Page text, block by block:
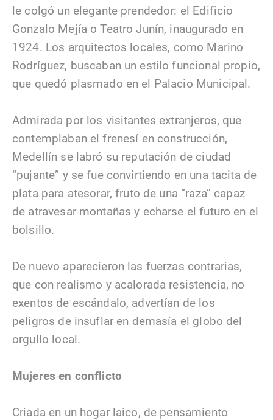
le colgó un elegante prendedor: el Edificio
Gonzalo Mejía o Teatro Junín, inaugurado en
1924. Los arquitectos locales, como Marino
Rodríguez, buscaban un estilo funcional propio,
que quedó plasmado en el Palacio Municipal.
Admirada por los visitantes extranjeros, que
contemplaban el frenesí en construcción,
Medellín se labró su reputación de ciudad
“pujante” y se fue convirtiendo en una tacita de
plata para atesorar, fruto de una “raza” capaz
de atravesar montañas y echarse el futuro en el
bolsillo.
De nuevo aparecieron las fuerzas contrarias,
que con realismo y acalorada resistencia, no
exentos de escándalo, advertían de los
peligros de insuflar en demasía el globo del
orgullo local.
Mujeres en conflicto
Criada en un hogar laico, de pensamiento